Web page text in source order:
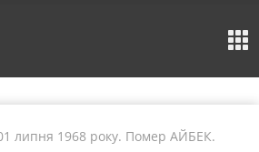
липня 1968 року. Помер АЙБЕК.